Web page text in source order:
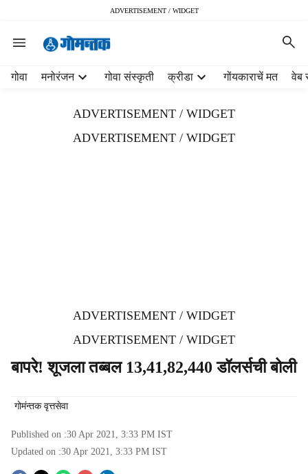
ADVERTISEMENT / WIDGET
गोवा मनोरंजन गोवा संस्कृती क्रीडा गोंयकाराचें मत वेब
ADVERTISEMENT / WIDGET
ADVERTISEMENT / WIDGET
ADVERTISEMENT / WIDGET
ADVERTISEMENT / WIDGET
बापरे! शूजला तब्बल 13,41,82,440 डॉलर्सची बोली
गोमंन्तक वृत्तसेवा
Published on :30 Apr 2021, 3:33 PM IST
Updated on :30 Apr 2021, 3:33 PM IST